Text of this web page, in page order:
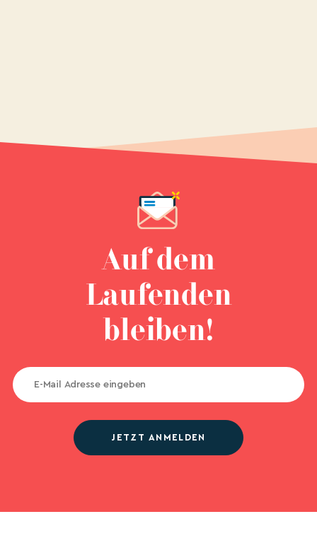
Auf dem
Laufenden
bleiben!
JETZT ANMELDEN